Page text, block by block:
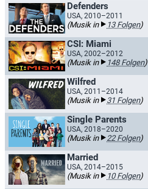
Defenders
USA, 2010–2011
(Musik in 13 Folgen)
CSI: Miami
USA, 2002–2012
(Musik in 148 Folgen)
Wilfred
USA, 2011–2014
(Musik in 31 Folgen)
Single Parents
USA, 2018–2020
(Musik in 22 Folgen)
Married
USA, 2014–2015
(Musik in 10 Folgen)